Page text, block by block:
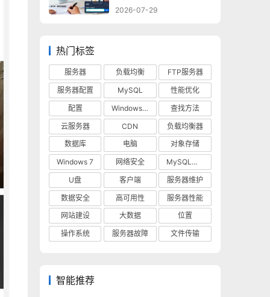
2026-07-29
热门标签
服务器 负载均衡
FTP服务器
服务器配置
MySQL
性能优化
配置
Windows 10
查找方法
云服务器
CDN
负载均衡器
数据库
电脑
对象存储
Windows 7
网络安全
MySQL数据库
U盘
客户端
服务器维护
数据安全
高可用性
服务器性能
网站建设
大数据
位置
操作系统
服务器故障 文件传输
智能推荐